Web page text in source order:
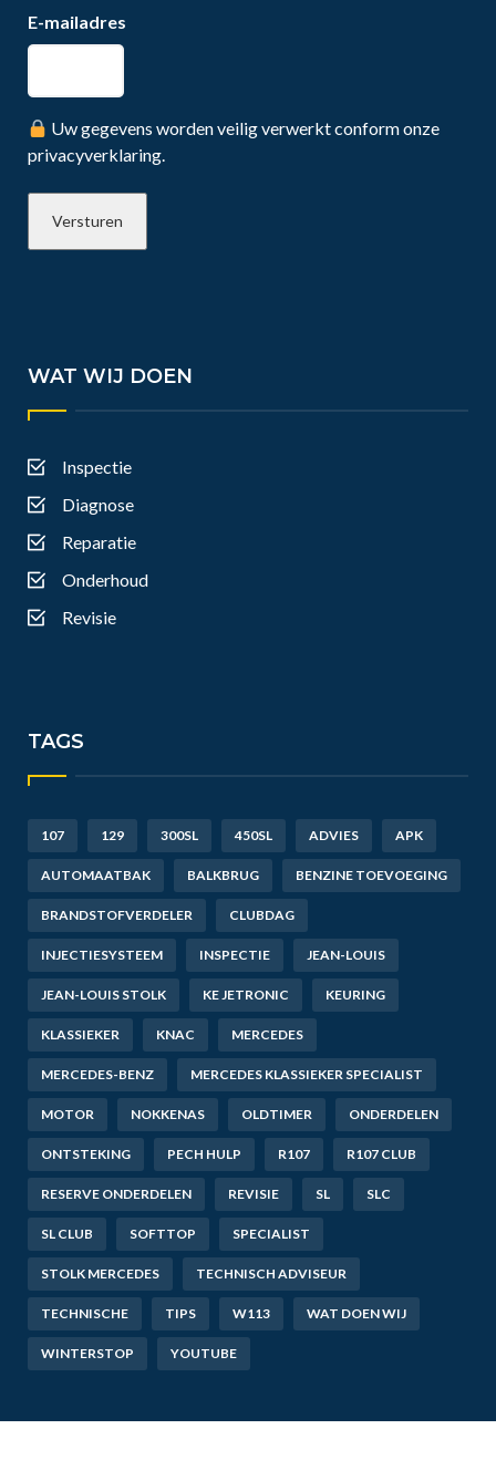
E-mailadres
Uw gegevens worden veilig verwerkt conform onze
privacyverklaring.
WAT WIJ DOEN
Inspectie
Diagnose
Reparatie
Onderhoud
Revisie
TAGS
107 129 300SL 450SL ADVIES APK
AUTOMAATBAK BALKBRUG BENZINE TOEVOEGING
BRANDSTOFVERDELER CLUBDAG
INJECTIESYSTEEM INSPECTIE JEAN-LOUIS
JEAN-LOUIS STOLK KE JETRONIC KEURING
KLASSIEKER KNAC MERCEDES
MERCEDES-BENZ MERCEDES KLASSIEKER SPECIALIST
MOTOR NOKKENAS OLDTIMER ONDERDELEN
ONTSTEKING PECH HULP R107 R107 CLUB
RESERVE ONDERDELEN REVISIE SL SLC
SL CLUB SOFTTOP SPECIALIST
STOLK MERCEDES TECHNISCH ADVISEUR
TECHNISCHE TIPS W113 WAT DOEN WIJ
WINTERSTOP YOUTUBE